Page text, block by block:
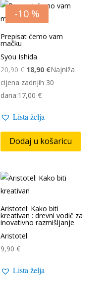
-10 %
Prepisat ćemo vam
mačku
Syou Ishida
20,90€ Izvorna
cijena
bila
20,90 €.
18,90 €Trenutna
cijena
Najniža
cijena zadnjih 30
dana:17,00€
Lista želja
Dodaj u košaricu
Aristotel: Kako biti
kreativan : drevni vodič za
inovativno razmišljanje
Aristotel
9,90€
Lista želja